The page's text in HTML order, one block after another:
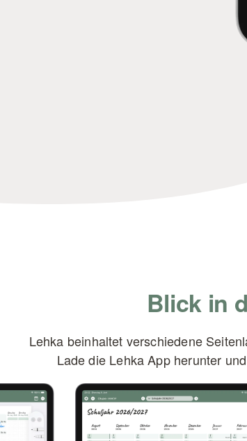
Blick in
Lehka beinhaltet verschiedene
Lade die Lehka App herunter